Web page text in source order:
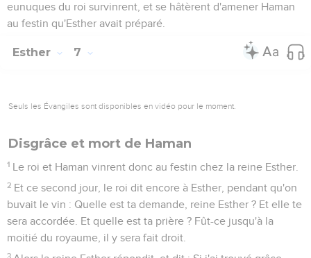
eunuques du roi survinrent, et se hâtèrent d'amener Haman
au festin qu'Esther avait préparé.
Esther 7
Seuls les Évangiles sont disponibles en vidéo pour le moment.
Disgrâce et mort de Haman
1 Le roi et Haman vinrent donc au festin chez la reine Esther.
2 Et ce second jour, le roi dit encore à Esther, pendant qu'on
buvait le vin : Quelle est ta demande, reine Esther ? Et elle te
sera accordée. Et quelle est ta prière ? Fût-ce jusqu'à la
moitié du royaume, il y sera fait droit.
3